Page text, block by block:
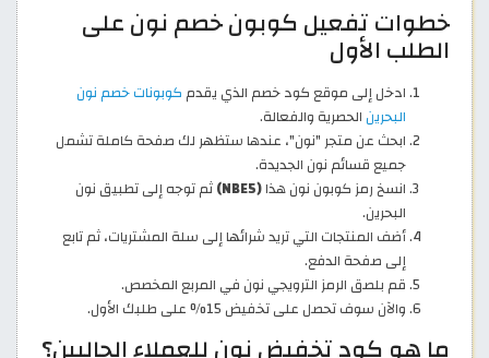
خطوات تفعيل كوبون خصم نون على
الطلب الأول
ادخل إلى موقع كود خصم الذي يقدم كوبونات خصم نون
البحرين الحصرية والفعالة.
ابحث عن متجر "نون"، عندها ستظهر لك صفحة كاملة تشمل
جميع قسائم نون الجديدة.
انسخ رمز كوبون نون هذا(NBE5)
ثم توجه إلى تطبيق نون
البحرين.
أضف المنتجات التي تريد شرائها إلى سلة المشتريات، ثم تابع
إلى صفحة الدفع.
قم بلصق الرمز الترويجي نون في المربع المخصص.
والآن سوف تحصل على تخفيض 15% على طلبك الأول.